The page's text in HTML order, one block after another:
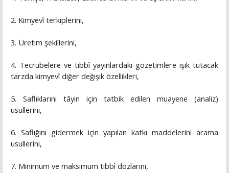
2. Kimyevî terkiplerini,
3. Üretim şekillerini,
4. Tecrübelere ve tıbbî yayınlardaki gözetimlere ışık tutacak
tarzda kimyevî diğer değişik özellikleri,
5. Saflıklarını tâyin için tatbik edilen muayene (analiz)
usullerini,
6. Saflığını gidermek için yapılan katkı maddelerini arama
usullerini,
7. Minimum ve maksimum tıbbî dozlarını,